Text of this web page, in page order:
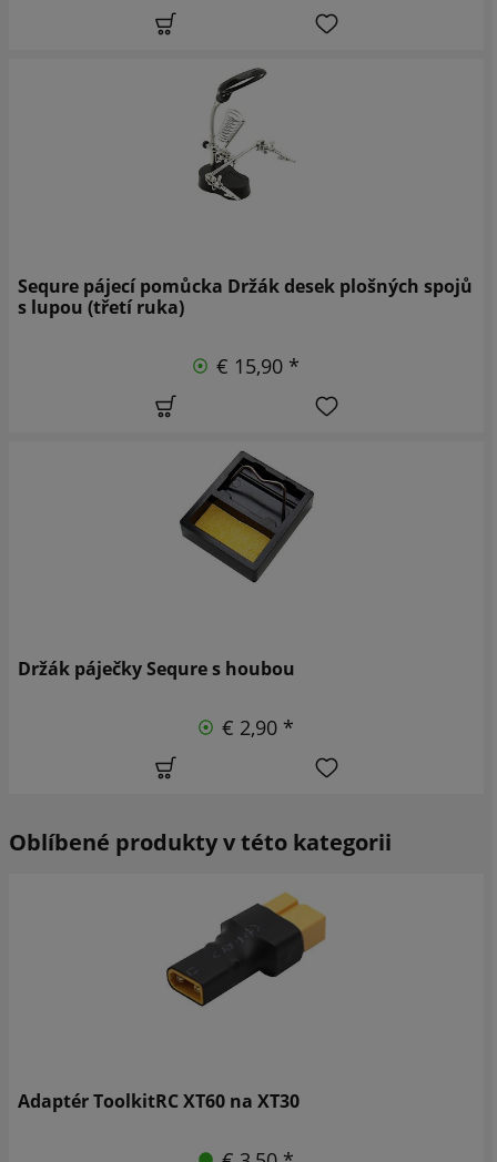
Sequre pájecí pomůcka Držák desek plošných spojů
s lupou (třetí ruka)
€ 15,90 *
Držák páječky Sequre s houbou
€ 2,90 *
Oblíbené produkty v této kategorii
Adaptér ToolkitRC XT60 na XT30